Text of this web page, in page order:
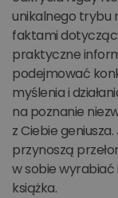
unikalnego trybu
faktami
praktyczne
podejmować
myślenia i
na poznanie
z Ciebie
przynoszą
w sobie wyrabiać
książka.